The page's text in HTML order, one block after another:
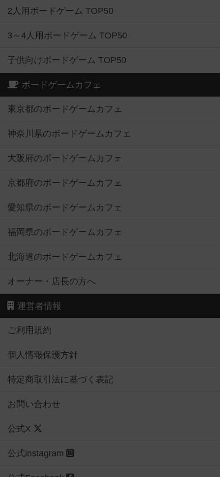
2人用ボードゲーム TOP50
3～4人用ボードゲーム TOP50
子供向けボードゲーム TOP50
ボードゲームカフェ
東京都のボードゲームカフェ
神奈川県のボードゲームカフェ
大阪府のボードゲームカフェ
京都府のボードゲームカフェ
愛知県のボードゲームカフェ
福岡県のボードゲームカフェ
北海道のボードゲームカフェ
オーナー・店長の方へ
運営者情報
ご利用規約
個人情報保護方針
特定商取引法に基づく表記
お問い合わせ
公式X
公式instagram